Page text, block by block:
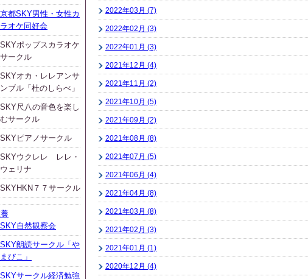
京都SKY男性・女性カ
ラオケ同好会
SKYポップスカラオケ
サークル
SKYオカ・レレアンサ
ンブル「杜のしらべ」
SKY尺八の音色を楽し
むサークル
SKYピアノサークル
SKYウクレレ レレ・
ウェリナ
SKYHKN７７サークル
SKY自然観察会
SKY朗読サークル「や
まびこ」
SKYサークル経済勉強
2022年03月 (7)
2022年02月 (3)
2022年01月 (3)
2021年12月 (4)
2021年11月 (2)
2021年10月 (5)
2021年09月 (2)
2021年08月 (8)
2021年07月 (5)
2021年06月 (4)
2021年04月 (8)
2021年03月 (8)
2021年02月 (3)
2021年01月 (1)
2020年12月 (4)